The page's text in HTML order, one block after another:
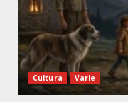
Cultura Varie